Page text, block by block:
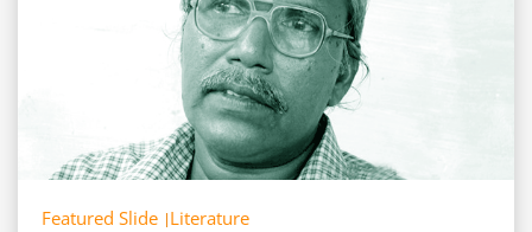
Featured Slide Literature